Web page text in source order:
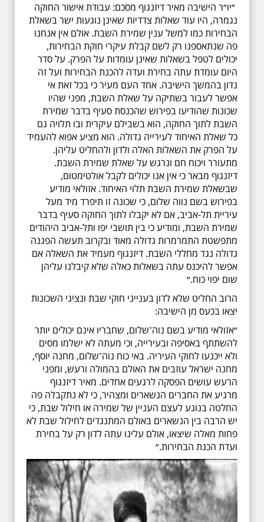
״יו״ר הישיבה מאיר דיזנגוף מסכם: עבודת אישור החוקה
נגמרה, היו עוד שאלות צדדיות שאינן נוגעות ישר בשאלת
הבחירות כמו למשל ענין שמירת השבת. אולם אין אנחנו
פה שנתאספנו רק לשם קבלת עיקרי חוקת הבחירות,
יכולים לטפל בשאלות שאינן עומדות על הפרק. על סדר
היום עומדת עתה בחירת ועדה להכנת הבחירות ועל זה
נדון בהמשך הישיבה. אחד העם מעיר כי בכל זאת אי
אפשר לעבור בשתיקה על שאלת השבת, מפני שהיו
שכונות שהודיעו בפירוש שהכנסת סעיף בדבר שמירת
השבת לתוך החוקה, הוא בשבילם עיקרית ובו תלויה גם
כל שאלת האיחוד לעירייה גדולה. הוא מציע אפוא להעמיד
על הפרק את השאלות האלה ולדון ולהחליט עליהן.
מתעורר ויכוח חם ונרגש על שאלת שמירת השבת.
דיזנגוף מבאר כי אין אנו יכולים לקבל אולטימטום,
שבשאלת שמירת השבת תלוי האיחוד. אזולאי מודיע
בפירוש בשם נווה שלום, כי שכונה זו תיפרד מיד מעל
עיריית תל-אביב, אם לא יקבלו לתוך החוקה סעיף בדבר
שמירת השבת, ומודיע כי בין תושבי יפו ותל-אביב היהודים
מתפשטת התמרמרות גדולה מאוד ובקרוב תעשה הפגנה
גדולה נגד מחללי השבת. דיזנגוף מעמיד את השאלה אם
אפשר להיכנס עתה בשאלות כאלה שלא קיבלנו עליהן
שום יפוי כוח.״
הרוב החליט שלא לדון בענייני חוקי שבת ונציגי השכונות
יצאו בכעס מן הישיבה:
״אזולאי מודיע בשם נוה־שלום, שחבריו אינם יכולים יותר
להשתתף באסיפה ובעירייה, וכי מעתה לא ישלמו מסים
ולא ייכנעו לחוקי העיריה. באי כוח נוה־שלום, מחנה יוסף,
מחנה ישראל עוזבים את האולם בהמולה ורעש, ומפני
הרעש עושים הפסקה לרגעים אחדים. מאיר דיזנגוף
מרגיע את החברים הנשארים ומצהיר, כי לא נתקבלה פה
החלטה בנוגע לעצם העניין של שמירה או חילול שבת, כי
יש הרבה בין הנשארים באולם המתנגדים לחילול שבת לא
פחות מאלה שיצאו, אולם עלינו עתה לדון רק על בחירת
ועדת הכנת הבחירות.״